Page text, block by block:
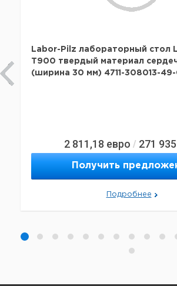
Labor-Pilz лабораторный стол
T900 твердый материал
(ширина 30 мм) 4711-308013-49-
2 811,18 евро / 271 935
Получить
Подробнее